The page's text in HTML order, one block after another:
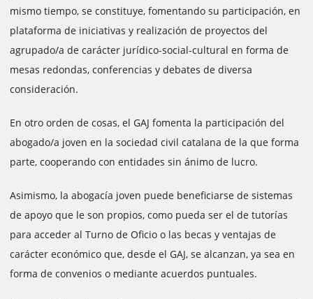
mismo tiempo, se constituye, fomentando su participación, en
plataforma de iniciativas y realización de proyectos del
agrupado/a de carácter jurídico-social-cultural en forma de
mesas redondas, conferencias y debates de diversa
consideración.
En otro orden de cosas, el GAJ fomenta la participación del
abogado/a joven en la sociedad civil catalana de la que forma
parte, cooperando con entidades sin ánimo de lucro.
Asimismo, la abogacía joven puede beneficiarse de sistemas
de apoyo que le son propios, como pueda ser el de tutorías
para acceder al Turno de Oficio o las becas y ventajas de
carácter económico que, desde el GAJ, se alcanzan, ya sea en
forma de convenios o mediante acuerdos puntuales.